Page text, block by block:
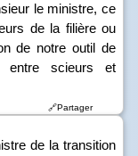
le ministre, ce
de la filière ou
de notre outil de
entre scieurs et
🔗Partager
de la transition